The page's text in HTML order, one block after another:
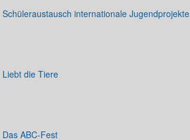
Schüleraustausch internationale Jugendprojekte
Liebt die Tiere
Das ABC-Fest